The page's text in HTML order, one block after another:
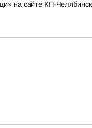
на сайте КП-Челябинск